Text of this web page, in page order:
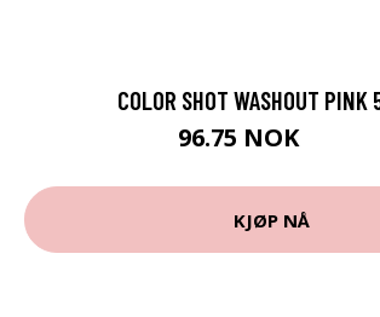
COLOR SHOT WASHOUT PINK
96.75 NOK
KJØP NÅ